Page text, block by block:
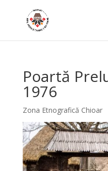
Poartă
1976
Zona Etnografică Chioar